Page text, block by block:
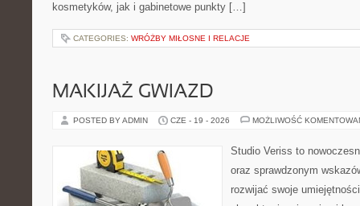
kosmetyków, jak i gabinetowe punkty […]
CATEGORIES: WRÓŻBY MIŁOSNE I RELACJE
MAKIJAŻ GWIAZD
POSTED BY ADMIN CZE - 19 - 2026 MOŻLIWOŚĆ
Studio Veriss to
oraz sprawdzonym
rozwijać swoje